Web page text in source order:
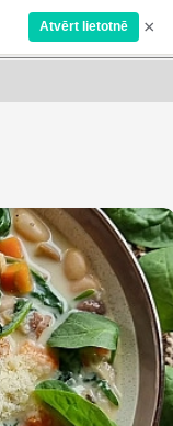
Atvērt lietotnē ×